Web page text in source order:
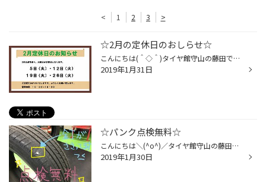
< 1 2 3 >
☆2月の定休日のおしらせ☆
こんにちは(＾◇＾)タイヤ館守山の藤田です♪ 本日は雨が降っておりますので お車を運転される方は気を付けて運転 してくださいね(^^)/♪ タイヤ館守山から2月の定休日のお知らせです！ 毎週火曜日がお休みになっておりますので ご来店の際は気を付けてくださいませm(__)m ご迷惑をおかけしますが、よ...
2019年1月31日
☆パンク点検無料☆
こんにちは＼(^o^)／タイヤ館守山の藤田ですヽ(^。^)ノ いつもスタッフ日記をご覧頂きありがとうございます♪ 本日もたくさんのご来店ありがとうございました<(_ _)> その中でも最近多いのがパンクでのご来店です(>_<) 「何かいつもと違う 」 「1輪だけ空気が少ない気がする」 「エアーを足しても空...
2019年1月30日